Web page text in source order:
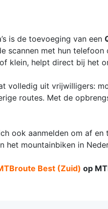
is de toevoeging van een
scannen met hun
klein, helpt direct bij het
volledig uit vrijwilligers:
routes. Met de
ook aanmelden om af
het mountainbiken in
Best (Zuid) op